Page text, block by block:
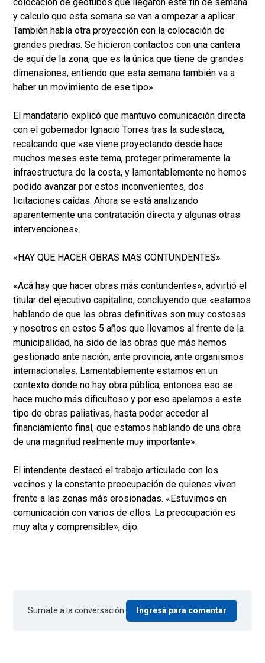
y calculo que esta semana se van a empezar a aplicar.
También había otra proyección con la colocación de
grandes piedras. Se hicieron contactos con una cantera
de aquí de la zona, que es la única que tiene de grandes
dimensiones, entiendo que esta semana también va a
haber un movimiento de ese tipo».
El mandatario explicó que mantuvo comunicación directa
con el gobernador Ignacio Torres tras la sudestaca,
recalcando que «se viene proyectando desde hace
muchos meses este tema, proteger primeramente la
infraestructura de la costa, y lamentablemente no hemos
podido avanzar por estos inconvenientes, dos
licitaciones caídas. Ahora se está analizando
aparentemente una contratación directa y algunas otras
intervenciones».
«HAY QUE HACER OBRAS MAS CONTUNDENTES»
«Acá hay que hacer obras más contundentes», advirtió el
titular del ejecutivo capitalino, concluyendo que «estamos
hablando de que las obras definitivas son muy costosas
y nosotros en estos 5 años que llevamos al frente de la
municipalidad, ha sido de las obras que más hemos
gestionado ante nación, ante provincia, ante organismos
internacionales. Lamentablemente estamos en un
contexto donde no hay obra pública, entonces eso se
hace mucho más dificultoso y por eso apelamos a este
tipo de obras paliativas, hasta poder acceder al
financiamiento final, que estamos hablando de una obra
de una magnitud realmente muy importante».
El intendente destacó el trabajo articulado con los
vecinos y la constante preocupación de quienes viven
frente a las zonas más erosionadas. «Estuvimos en
comunicación con varios de ellos. La preocupación es
muy alta y comprensible», dijo.
Sumate a la conversación. Ingresá para comentar